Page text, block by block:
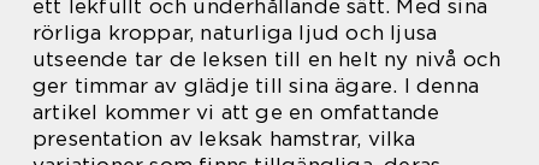
ett lekfullt och underhållande sätt. Med sina
rörliga kroppar, naturliga ljud och ljusa
utseende tar de leksen till en helt ny nivå och
ger timmar av glädje till sina ägare. I denna
artikel kommer vi att ge en omfattande
presentation av leksak hamstrar, vilka